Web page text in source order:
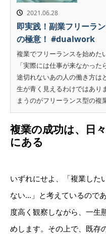
2021.06.28
即実践！副業フリーラ
の極意！ #dualwork
複業でフリーランスを始めた
「実際には仕事が来なかっ
途切れないあの人の働き方は
生が青く見えるわけではあり
まうのがフリーランス型の複
複業の成功は、日
にある
いずれにせよ、「複業した
ない…」と考えているので
度高く観察しながら、一生
めします。その上で、既存